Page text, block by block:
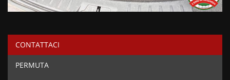
CONTATTACI
PERMUTA